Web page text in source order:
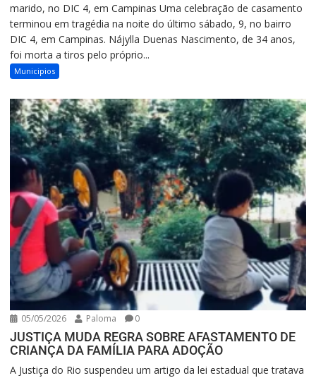
marido, no DIC 4, em Campinas Uma celebração de casamento
terminou em tragédia na noite do último sábado, 9, no bairro
DIC 4, em Campinas. Nájylla Duenas Nascimento, de 34 anos,
foi morta a tiros pelo próprio...
Municipios
05/05/2026 Paloma 0
JUSTIÇA MUDA REGRA SOBRE AFASTAMENTO DE
CRIANÇA DA FAMÍLIA PARA ADOÇÃO
A Justiça do Rio suspendeu um artigo da lei estadual que tratava